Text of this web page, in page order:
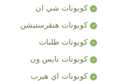
كوبونات شي ان
كوبونات هنقرستيشن
كوبونات طلبات
كوبونات نايس ون
كوبونات اي هيرب